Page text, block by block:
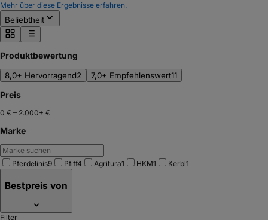
Mehr über diese Ergebnisse erfahren.
Beliebtheit
Produktbewertung
8,0+ Hervorragend2 7,0+ Empfehlenswert11
Preis
0 € – 2.000+ €
Marke
Pferdelinis9 Pfiff4 Agritura1 HKM1 Kerbl1
Bestpreis von
Filter